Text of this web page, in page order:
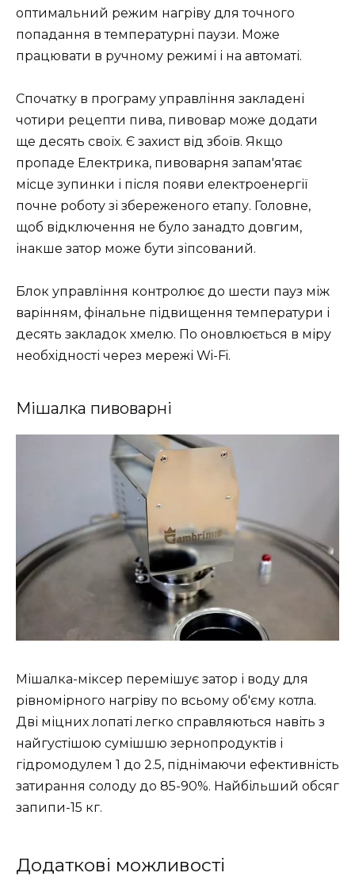
оптимальний режим нагріву для точного
попадання в температурні паузи. Може
працювати в ручному режимі і на автоматі.
Спочатку в програму управління закладені
чотири рецепти пива, пивовар може додати
ще десять своїх. Є захист від збоїв. Якщо
пропаде Електрика, пивоварня запам'ятає
місце зупинки і після появи електроенергії
почне роботу зі збереженого етапу. Головне,
щоб відключення не було занадто довгим,
інакше затор може бути зіпсований.
Блок управління контролює до шести пауз між
варінням, фінальне підвищення температури і
десять закладок хмелю. По оновлюється в міру
необхідності через мережі Wi-Fi.
Мішалка пивоварні
Мішалка-міксер перемішує затор і воду для
рівномірного нагріву по всьому об'єму котла.
Дві міцних лопаті легко справляються навіть з
найгустішою сумішшю зернопродуктів і
гідромодулем 1 до 2.5, піднімаючи ефективність
затирання солоду до 85-90%. Найбільший обсяг
запипи-15 кг.
Додаткові можливості